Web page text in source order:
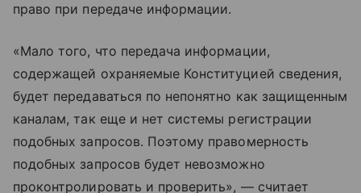
право при передаче информации.
«Мало того, что передача информации,
содержащей охраняемые Конституцией сведения,
будет передаваться по непонятно как защищенным
каналам, так еще и нет системы регистрации
подобных запросов. Поэтому правомерность
подобных запросов будет невозможно
проконтролировать и проверить», — считает